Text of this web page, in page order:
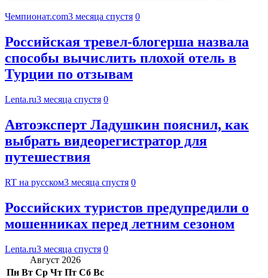
Чемпионат.com3 месяца спустя 0
Российская тревел-блогерша назвала
способы вычислить плохой отель в
Турции по отзывам
Lenta.ru3 месяца спустя 0
Автоэксперт Ладушкин пояснил, как
выбрать видеорегистратор для
путешествия
RT на русском3 месяца спустя 0
Российских туристов предупредили о
мошенниках перед летним сезоном
Lenta.ru3 месяца спустя 0
Август 2026
Пн Вт Ср Чт Пт Сб Вс